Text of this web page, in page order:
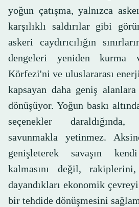
yoğun çatışma, yalnızca
karşılıklı saldırılar gibi
askeri caydırıcılığın
dengeleri yeniden kurma
Körfezi'ni ve uluslararası
kapsayan daha geniş alanlara
dönüşüyor. Yoğun baskı
seçenekler
savunmakla yetinmez.
genişleterek savaşın
kalmasını değil,
dayandıkları ekonomik
bir tehdide dönüşmesini